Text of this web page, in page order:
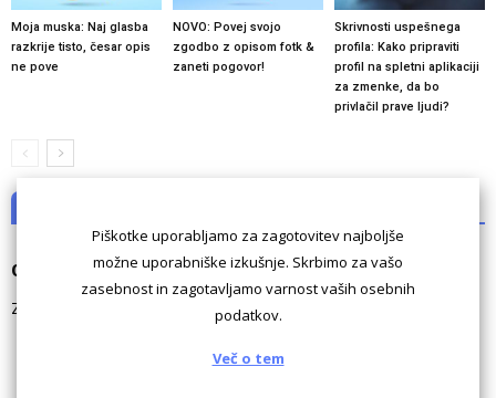
Moja muska: Naj glasba
razkrije tisto, česar opis
ne pove
NOVO: Povej svojo
zgodbo z opisom fotk &
zaneti pogovor!
Skrivnosti uspešnega
profila: Kako pripraviti
profil na spletni aplikaciji
za zmenke, da bo
privlačil prave ljudi?
Odgovori
Za komentiranje morate biti prijavljeni
Piškotke uporabljamo za zagotovitev najboljše
možne uporabniške izkušnje. Skrbimo za vašo
zasebnost in zagotavljamo varnost vaših osebnih
podatkov.
Več o tem